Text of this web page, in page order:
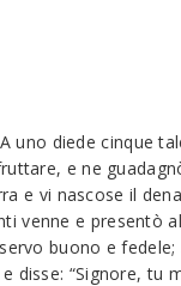
A uno diede cinque
e ne
e vi nascose il
venne e presentò
buono e
disse: “Signore, tu